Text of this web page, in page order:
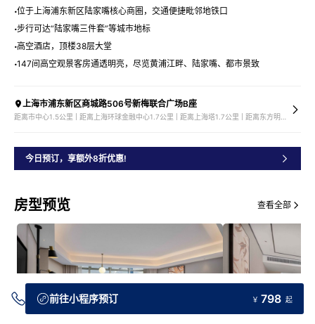
位于上海浦东新区陆家嘴核心商圈，交通便捷毗邻地铁口
步行可达“陆家嘴三件套”等城市地标
高空酒店，顶楼38层大堂
147间高空观景客房通透明亮，尽览黄浦江畔、陆家嘴、都市景致
上海市浦东新区商城路506号新梅联合广场B座
今日预订，享额外8折优惠!
房型预览 查看全部
前往小程序预订 ￥ 798 起